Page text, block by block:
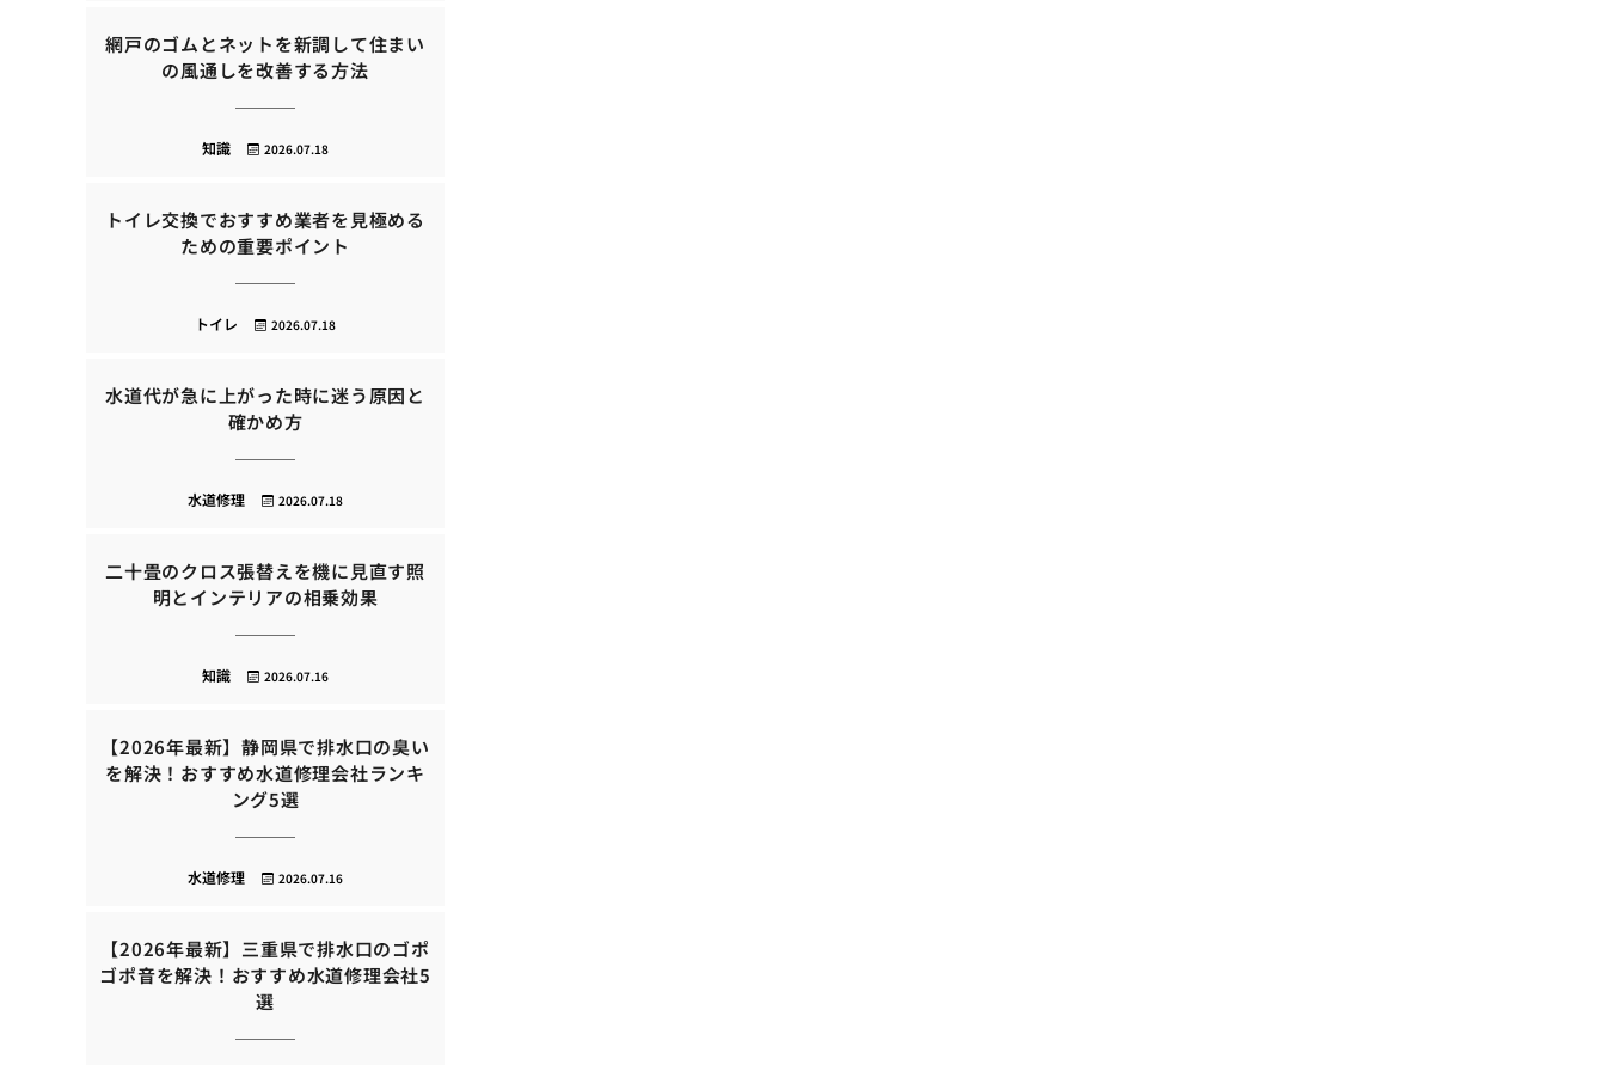
網戸のゴムとネットを新調して住まい
の風通しを改善する方法
2026.07.18
知識
トイレ交換でおすすめ業者を見極める
ための重要ポイント
2026.07.18
トイレ
水道代が急に上がった時に迷う原因と
確かめ方
2026.07.18
水道修理
二十畳のクロス張替えを機に見直す照
明とインテリアの相乗効果
2026.07.16
知識
【2026年最新】静岡県で排水口の臭い
を解決！おすすめ水道修理会社ランキ
ング5選
2026.07.16
水道修理
【2026年最新】三重県で排水口のゴポ
ゴポ音を解決！おすすめ水道修理会社5
選